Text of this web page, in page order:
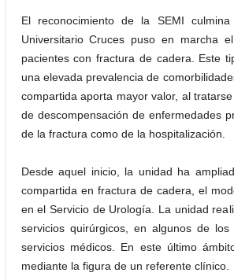
El reconocimiento de la SEMI
Universitario Cruces puso en marcha
pacientes con fractura de cadera. Este
una elevada prevalencia de
compartida aporta mayor valor, al
de descompensación de enfermedades
de la fractura como de la hospitalización.
Desde aquel inicio, la unidad ha
compartida en fractura de cadera, el
en el Servicio de Urología. La unidad
servicios quirúrgicos, en algunos de
servicios médicos. En este último
mediante la figura de un referente clínico.